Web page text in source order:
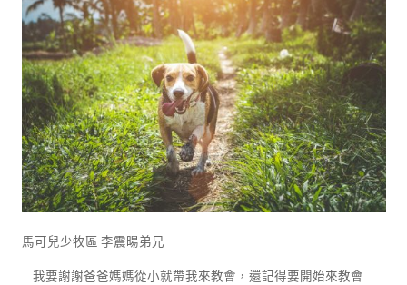
馬可兒少牧區 李震暘弟兄
我要謝謝爸爸媽媽從小就帶我來教會，還記得要開始來教會